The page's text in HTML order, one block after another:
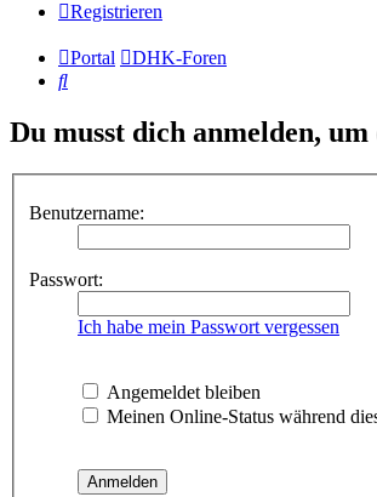
Registrieren
Portal
DHK-Foren
Suche
Du musst dich anmelden,
Benutzername:
Passwort:
Ich habe mein Passwort vergessen
Angemeldet bleiben
Meinen Online-Status während